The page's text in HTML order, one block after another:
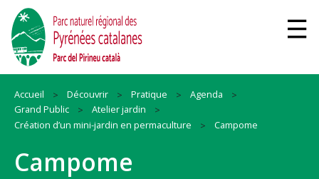
Accueil Découvrir Pratique
Agenda
Grand Public
Atelier jardin
Création d’un mini-jardin en permaculture
Campome
Campome